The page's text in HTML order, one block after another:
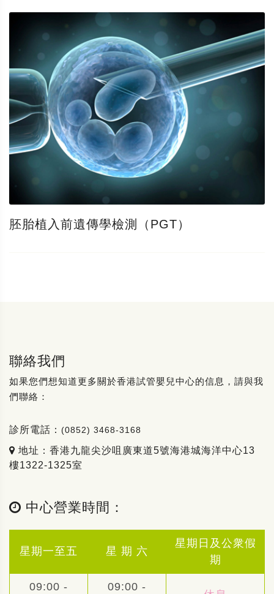
胚胎植入前遺傳學檢測（PGT）
聯絡我們
如果您們想知道更多關於香港試管嬰兒中心的信息，請與我
們聯絡：
診所電話： (0852) 3468-3168
地址：香港九龍尖沙咀廣東道5號海港城海洋中心13
樓1322-1325室
中心營業時間：
星期一至五 星 期 六
星期日及公衆假
期
09:00 - 09:00 -